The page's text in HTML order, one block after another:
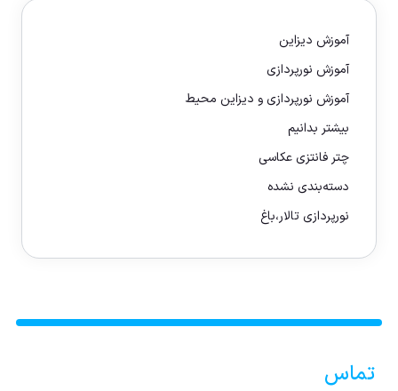
آموزش دیزاین
آموزش نورپردازی
آموزش نورپردازی و دیزاین محیط
بیشتر بدانیم
چتر فانتزی عکاسی
دسته‌بندی نشده
نورپردازی تالار،باغ
تماس